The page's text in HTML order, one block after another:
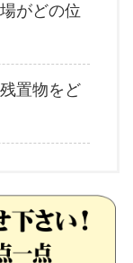
がどの位
置物をど